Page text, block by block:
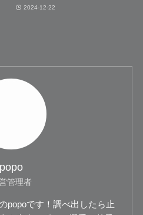
2024-12-22
popo
管理者
popoです！調べ出したら止